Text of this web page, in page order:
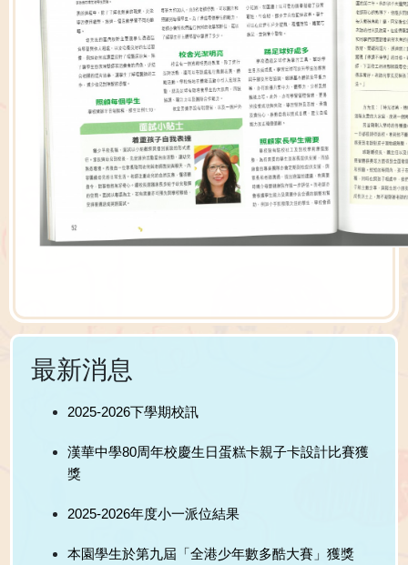
最新消息
2025-2026下學期校訊
漢華中學80周年校慶生日蛋糕卡親子卡設計比賽獲
獎
2025-2026年度小一派位結果
本園學生於第九屆「全港少年數多酷大賽」獲獎